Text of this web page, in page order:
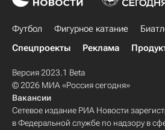
Футбол Фигурное катание
Спецпроекты
Реклама
Версия 2023.1 Beta
© 2026 МИА «Россия сегодня»
Вакансии
Сетевое издание РИА Новости
в Федеральной службе по надзору в